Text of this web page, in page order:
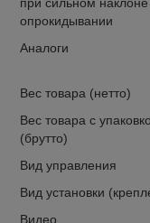
опрокидывании
Аналоги
Вес товара (нетто)
Вес товара с
(брутто)
Вид управления
Вид установки
Видео